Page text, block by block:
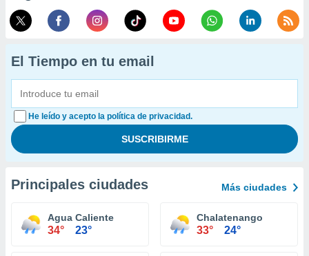
El Tiempo en tu email
He leído y acepto la política de privacidad.
Principales ciudades Más ciudades
Agua Caliente
34° 23°
Chalatenango
33° 24°